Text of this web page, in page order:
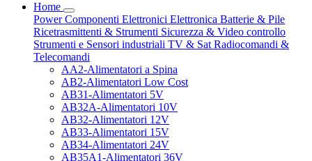
Home
PowerComponenti Elettronici Elettronica Batterie & Pile
Ricetrasmittenti & Strumenti Sicurezza & Video controllo
Strumenti e Sensori industriali TV & Sat Radiocomandi &
Telecomandi
AA2-Alimentatori a Spina
AB2-Alimentatori Low Cost
AB31-Alimentatori 5V
AB32A-Alimentatori 10V
AB32-Alimentatori 12V
AB33-Alimentatori 15V
AB34-Alimentatori 24V
AB35A1-Alimentatori 36V